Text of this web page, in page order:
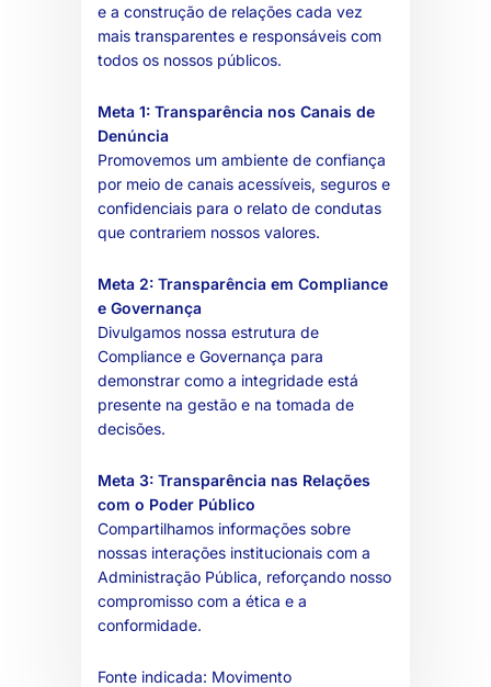
e a construção de relações cada vez
mais transparentes e responsáveis com
todos os nossos públicos.
Meta 1: Transparência nos Canais de
Denúncia
Promovemos um ambiente de confiança
por meio de canais acessíveis, seguros e
confidenciais para o relato de condutas
que contrariem nossos valores.
Meta 2: Transparência em Compliance
e Governança
Divulgamos nossa estrutura de
Compliance e Governança para
demonstrar como a integridade está
presente na gestão e na tomada de
decisões.
Meta 3: Transparência nas Relações
com o Poder Público
Compartilhamos informações sobre
nossas interações institucionais com a
Administração Pública, reforçando nosso
compromisso com a ética e a
conformidade.
Fonte indicada: Movimento